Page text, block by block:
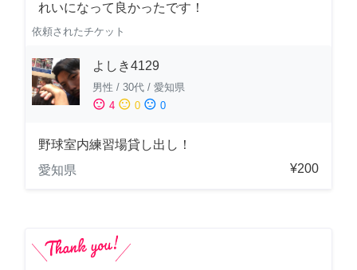
れいになって良かったです！
依頼されたチケット
よしき4129
男性 / 30代 / 愛知県
sentiment_satisfied 4 sentiment_neutral 0 sentiment_dissatisfied 0
野球室内練習場貸し出し！
愛知県
¥200